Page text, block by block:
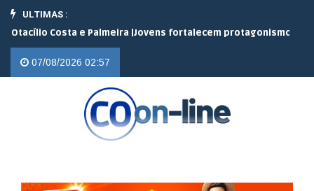
ULTIMAS :
Costa e Palmeira |Jovens fortalecem protagonismo no campo
07/08/2026 02:57